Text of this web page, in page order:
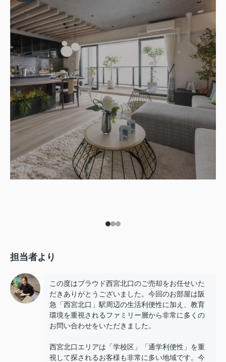
担当者より
この度はプラウド西宮北口のご売却をお任せいた
だきありがとうございました。今回のお部屋は阪
急「西宮北口」駅周辺の生活利便性に加え、教育
環境を重視されるファミリー層から非常に多くの
お問い合わせをいただきました。
西宮北口エリアは「学校区」「通学利便性」を重
視して探されるお客様も非常に多い地域です。今